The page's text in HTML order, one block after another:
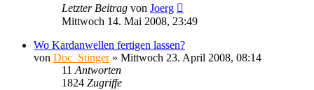
Letzter Beitrag von Joerg
Mittwoch 14. Mai 2008, 23:49
Wo Kardanwellen fertigen lassen?
von Doc_Stinger» Mittwoch 23. April 2008, 08:14
11 Antworten
1824 Zugriffe